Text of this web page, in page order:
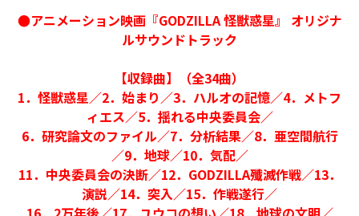
●アニメーション映画『GODZILLA 怪獣惑星』 オリジナ
ルサウンドトラック
【収録曲】（全34曲）
1．怪獣惑星／2．始まり／3．ハルオの記憶／4．メトフ
ィエス／5．揺れる中央委員会／
6．研究論文のファイル／7．分析結果／8．亜空間航行
／9．地球／10．気配／
11．中央委員会の決断／12．GODZILLA殲滅作戦／13．
演説／14．突入／15．作戦遂行／